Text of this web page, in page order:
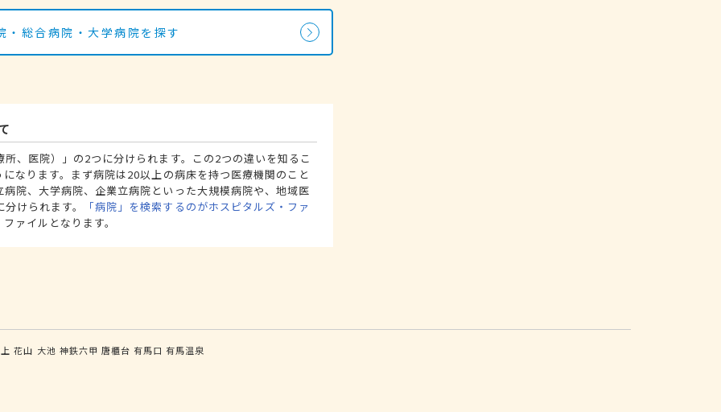
・総合病院・大学病院を探す
、医院）」の2つに分けられます。この2つの違いを知るこ
なります。まず病院は20以上の病床を持つ医療機関のこと
院、大学病院、企業立病院といった大規模病院や、地域医
けられます。
「病院」を検索するのがホスピタルズ・ファ
ァイルとなります。
花山 大池 神鉄六甲 唐櫃台 有馬口 有馬温泉